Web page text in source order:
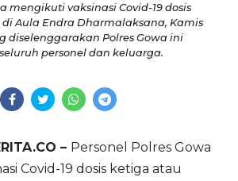
mengikuti vaksinasi Covid-19 dosis
Aula Endra Dharmalaksana, Kamis
diselenggarakan Polres Gowa ini
personel dan keluarga.
– Personel Polres Gowa
Covid-19 dosis ketiga atau